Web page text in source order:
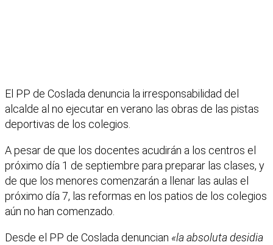
El PP de Coslada denuncia la irresponsabilidad del
alcalde al no ejecutar en verano las obras de las pistas
deportivas de los colegios.
A pesar de que los docentes acudirán a los centros el
próximo día 1 de septiembre para preparar las clases, y
de que los menores comenzarán a llenar las aulas el
próximo día 7, las reformas en los patios de los colegios
aún no han comenzado.
Desde el PP de Coslada denuncian «la absoluta desidia